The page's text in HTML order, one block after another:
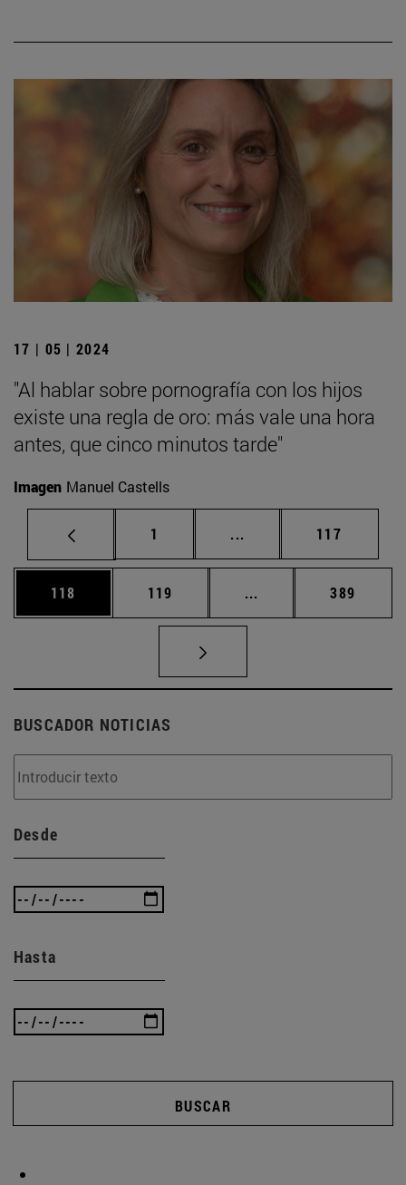
17 | 05 | 2024
"Al hablar sobre pornografía con los hijos
existe una regla de oro: más vale una hora
antes, que cinco minutos tarde"
Imagen Manuel Castells
Página
1 ... Páginas intermedias
Página
117
Página
118 Página
119 ... Páginas intermedias
Página
389
BUSCADOR NOTICIAS
Desde
Hasta
BUSCAR